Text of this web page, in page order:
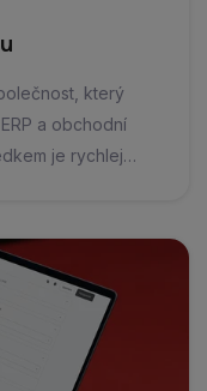
který
a obchodní
je rychlej…